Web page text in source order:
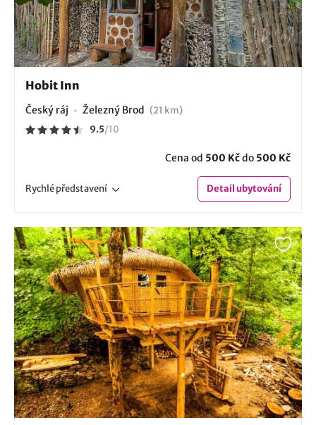
Hobit Inn
Český ráj Železný Brod (21 km)
9.5/10
Cena od 500 Kčdo 500 Kč
Rychlépředstavení Detailubytování